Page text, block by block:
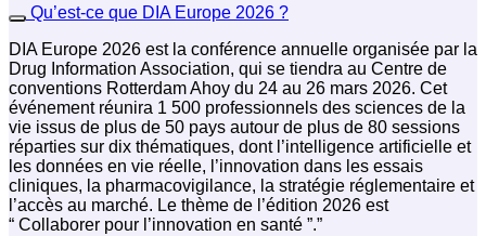
Qu’est-ce que DIA Europe 2026 ?
DIA Europe 2026 est la conférence annuelle organisée par la
Drug Information Association, qui se tiendra au Centre de
conventions Rotterdam Ahoy du 24 au 26 mars 2026. Cet
événement réunira 1 500 professionnels des sciences de la
vie issus de plus de 50 pays autour de plus de 80 sessions
réparties sur dix thématiques, dont l’intelligence artificielle et
les données en vie réelle, l’innovation dans les essais
cliniques, la pharmacovigilance, la stratégie réglementaire et
l’accès au marché. Le thème de l’édition 2026 est
“ Collaborer pour l’innovation en santé ”.”